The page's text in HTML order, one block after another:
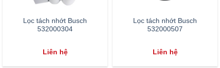
Lọc tách nhớt Busch
532000304
Liên hệ
Lọc tách nhớt Busch
532000507
Liên hệ